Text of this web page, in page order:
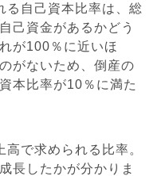
る自己資本比率は、総
己資金があるかどう
が100％に近いほ
がないため、倒産の
本比率が10％に満た
で求められる比率。
長したかが分かりま